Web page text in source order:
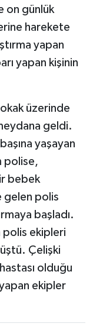
on günlük
harekete
yapan
yapan kişinin
üzerinde
geldi.
yaşayan
polise,
bebek
gelen polis
başladı.
polis ekipleri
Çelişki
olduğu
ekipler